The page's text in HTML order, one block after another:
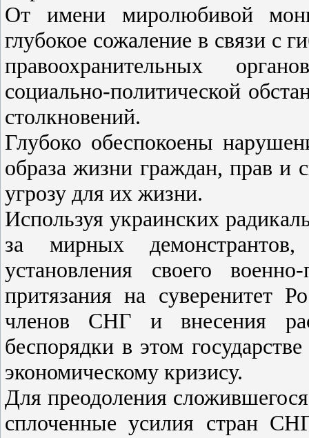
От имени миролюбивой
глубокое сожаление в связи с
правоохранительных
социально-политической
столкновений.
Глубоко обеспокоены
образа жизни граждан, прав и
угрозу для их жизни.
Используя украинских
за мирных
установления своего
притязания на суверенитет
членов СНГ и внесения
беспорядки в этом
экономическому кризису.
Для преодоления
сплоченные усилия стран